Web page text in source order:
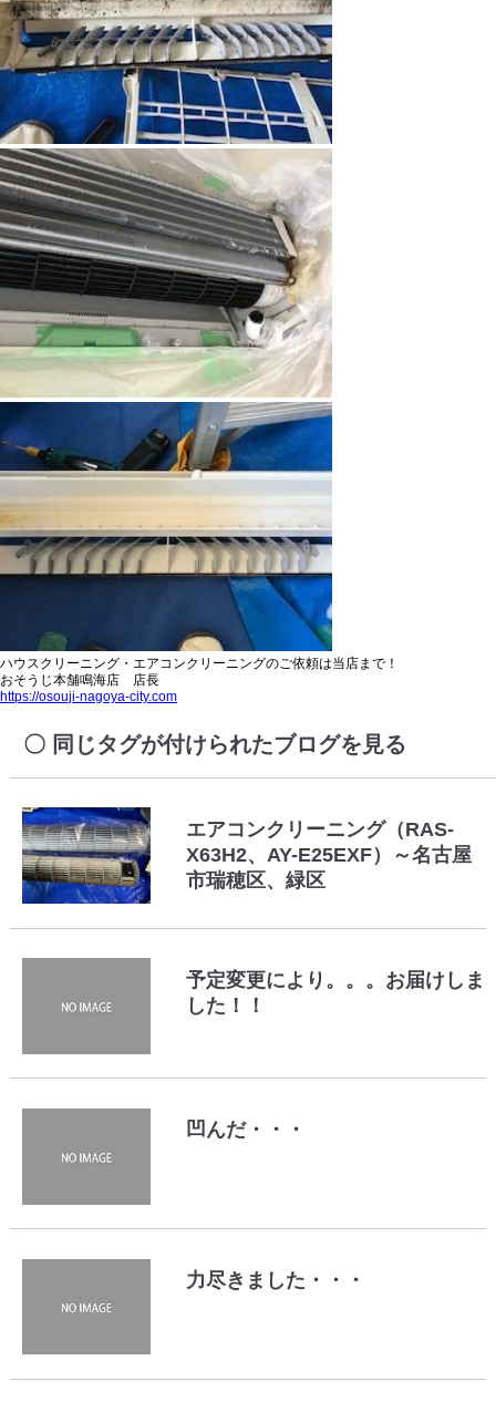
ハウスクリーニング・エアコンクリーニングのご依頼は当店まで！
おそうじ本舗鳴海店 店長
https://osouji-nagoya-city.com
同じタグが付けられたブログを見る
エアコンクリーニング（RAS-
X63H2、AY-E25EXF）～名古屋
市瑞穂区、緑区
予定変更により。。。お届けしま
した！！
凹んだ・・・
力尽きました・・・